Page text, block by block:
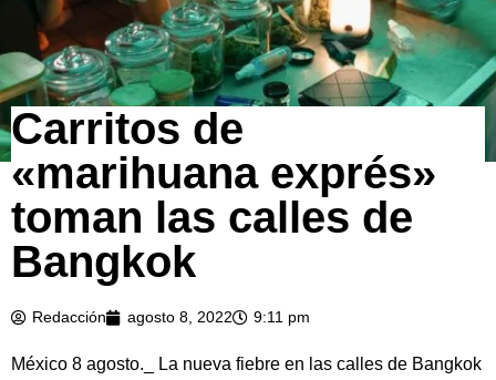
Carritos de
«marihuana exprés»
toman las calles de
Bangkok
Redacción agosto 8, 2022 9:11 pm
México 8 agosto._ La nueva fiebre en las calles de Bangkok